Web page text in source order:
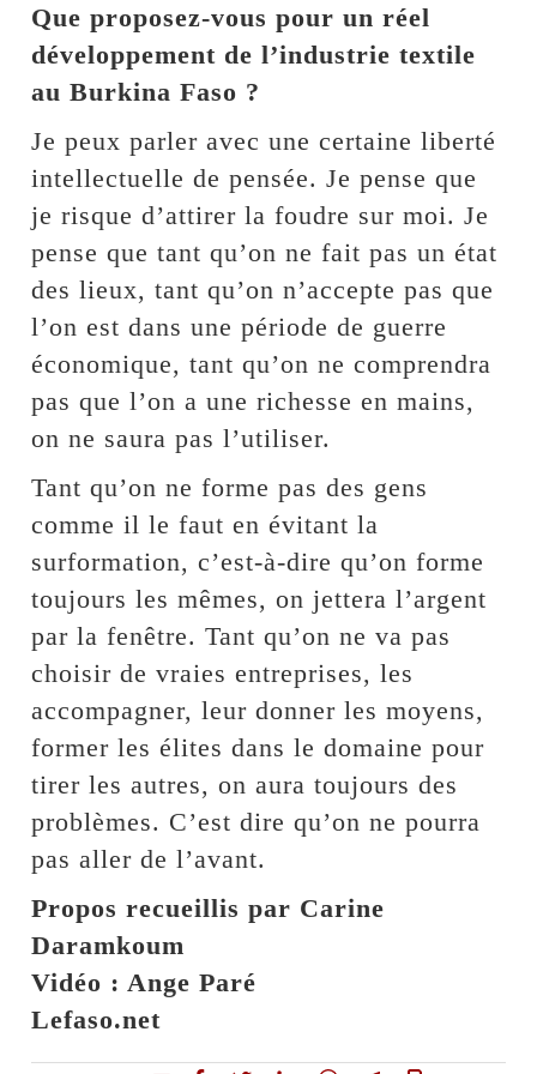
Que proposez-vous pour un réel
développement de l’industrie textile
au Burkina Faso ?
Je peux parler avec une certaine liberté
intellectuelle de pensée. Je pense que
je risque d’attirer la foudre sur moi. Je
pense que tant qu’on ne fait pas un état
des lieux, tant qu’on n’accepte pas que
l’on est dans une période de guerre
économique, tant qu’on ne comprendra
pas que l’on a une richesse en mains,
on ne saura pas l’utiliser.
Tant qu’on ne forme pas des gens
comme il le faut en évitant la
surformation, c’est-à-dire qu’on forme
toujours les mêmes, on jettera l’argent
par la fenêtre. Tant qu’on ne va pas
choisir de vraies entreprises, les
accompagner, leur donner les moyens,
former les élites dans le domaine pour
tirer les autres, on aura toujours des
problèmes. C’est dire qu’on ne pourra
pas aller de l’avant.
Propos recueillis par Carine
Daramkoum
Vidéo : Ange Paré
Lefaso.net